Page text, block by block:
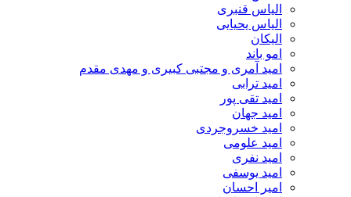
الیاس قنبرى
الیاس یحیایی
الیکان
امو باند
امید آمری و مجتبی کبیری و مهدى مقدم
امید ترابی
امید تقی پور
امید جهان
امید خسروجردی
امید علومی
امید نفری
امید یوسفی
امیر احسان